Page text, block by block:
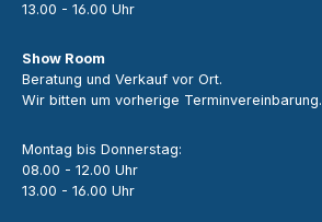
13.00 - 16.00 Uhr
Show Room
Beratung und Verkauf vor Ort.
Wir bitten um vorherige Terminvereinbarung.
Montag bis Donnerstag:
08.00 - 12.00 Uhr
13.00 - 16.00 Uhr